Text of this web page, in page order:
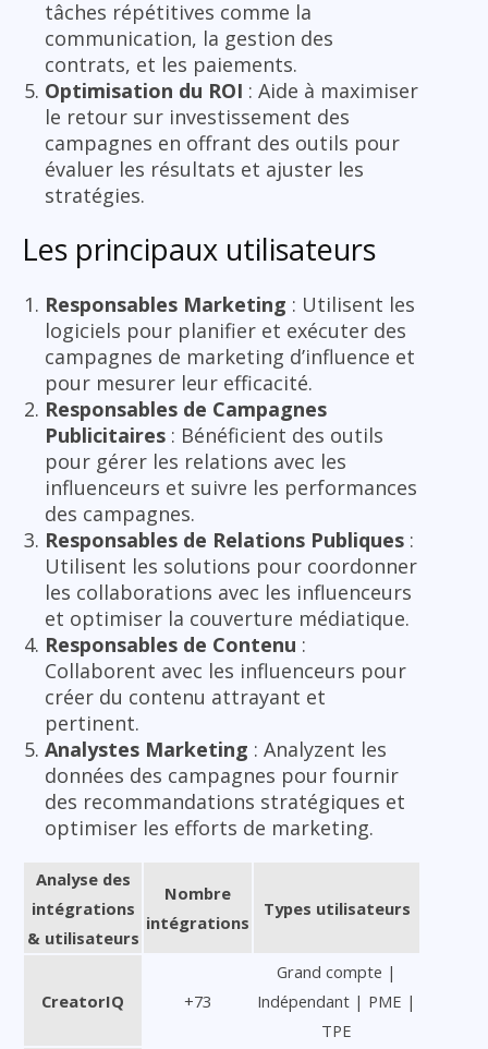
tâches répétitives comme la
communication, la gestion des
contrats, et les paiements.
Optimisation du ROI : Aide à maximiser
le retour sur investissement des
campagnes en offrant des outils pour
évaluer les résultats et ajuster les
stratégies.
Les principaux utilisateurs
Responsables Marketing : Utilisent les
logiciels pour planifier et exécuter des
campagnes de marketing d’influence et
pour mesurer leur efficacité.
Responsables de Campagnes
Publicitaires : Bénéficient des outils
pour gérer les relations avec les
influenceurs et suivre les performances
des campagnes.
Responsables de Relations Publiques :
Utilisent les solutions pour coordonner
les collaborations avec les influenceurs
et optimiser la couverture médiatique.
Responsables de Contenu :
Collaborent avec les influenceurs pour
créer du contenu attrayant et
pertinent.
Analystes Marketing : Analyzent les
données des campagnes pour fournir
des recommandations stratégiques et
optimiser les efforts de marketing.
Analyse des
intégrations
& utilisateurs
Nombre
intégrations
Types utilisateurs
CreatorIQ +73
Grand compte |
Indépendant | PME |
TPE